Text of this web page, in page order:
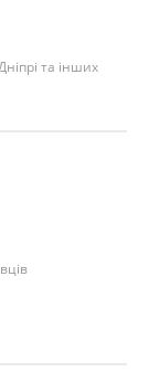
та інших